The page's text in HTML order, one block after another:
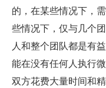
的，在某些情况下，
些情况下，仅与几个
人和整个团队都是有
能在没有任何人执行
双方花费大量时间和